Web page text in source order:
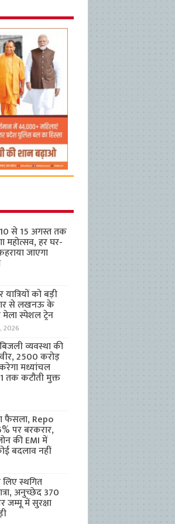
से 15 अगस्त तक
महोत्सव, हर घर-
जाएगा
यात्रियों को बड़ी
से लखनऊ के
स्पेशल ट्रेन
2026
व्यवस्था की
2500 करोड़
मध्यांचल
तक कटौती मुक्त
फैसला, Repo
पर बरकरार,
की EMI में
बदलाव नहीं
स्थगित
अनुच्छेद 370
जम्मू में सुरक्षा